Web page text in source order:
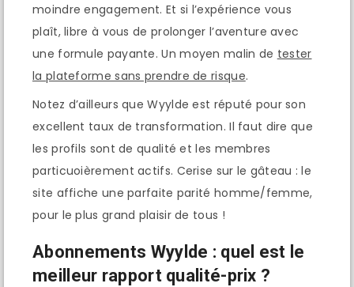
moindre engagement. Et si l’expérience vous
plaît, libre à vous de prolonger l’aventure avec
une formule payante. Un moyen malin de tester
la plateforme sans prendre de risque.
Notez d’ailleurs que Wyylde est réputé pour son
excellent taux de transformation. Il faut dire que
les profils sont de qualité et les membres
particuoièrement actifs. Cerise sur le gâteau : le
site affiche une parfaite parité homme/femme,
pour le plus grand plaisir de tous !
Abonnements Wyylde : quel est le
meilleur rapport qualité-prix ?